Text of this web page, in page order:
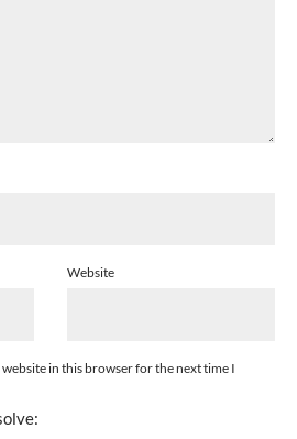
Website
website in this browser for the next time I